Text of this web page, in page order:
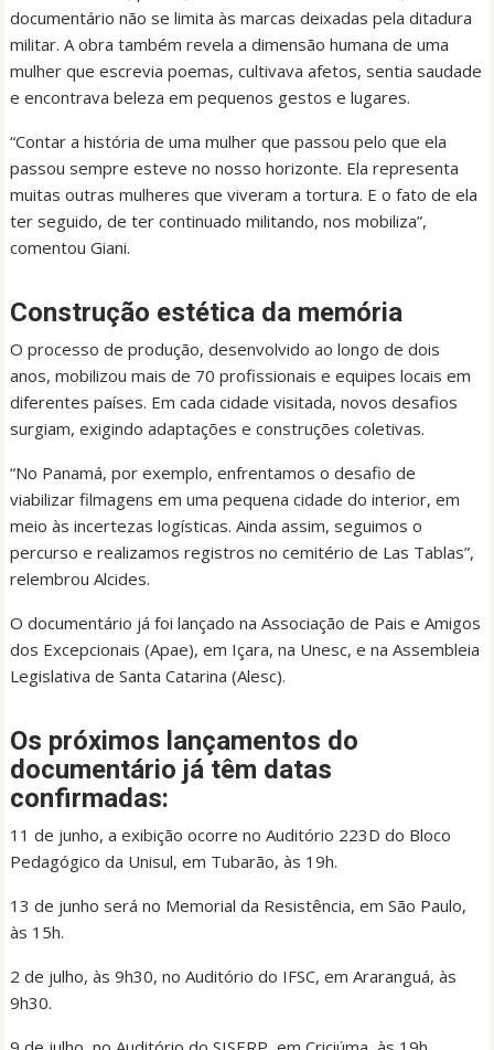
documentário não se limita às marcas deixadas pela ditadura
militar. A obra também revela a dimensão humana de uma
mulher que escrevia poemas, cultivava afetos, sentia saudade
e encontrava beleza em pequenos gestos e lugares.
“Contar a história de uma mulher que passou pelo que ela
passou sempre esteve no nosso horizonte. Ela representa
muitas outras mulheres que viveram a tortura. E o fato de ela
ter seguido, de ter continuado militando, nos mobiliza”,
comentou Giani.
Construção estética da memória
O processo de produção, desenvolvido ao longo de dois
anos, mobilizou mais de 70 profissionais e equipes locais em
diferentes países. Em cada cidade visitada, novos desafios
surgiam, exigindo adaptações e construções coletivas.
“No Panamá, por exemplo, enfrentamos o desafio de
viabilizar filmagens em uma pequena cidade do interior, em
meio às incertezas logísticas. Ainda assim, seguimos o
percurso e realizamos registros no cemitério de Las Tablas”,
relembrou Alcides.
O documentário já foi lançado na Associação de Pais e Amigos
dos Excepcionais (Apae), em Içara, na Unesc, e na Assembleia
Legislativa de Santa Catarina (Alesc).
Os próximos lançamentos do
documentário já têm datas
confirmadas:
11 de junho, a exibição ocorre no Auditório 223D do Bloco
Pedagógico da Unisul, em Tubarão, às 19h.
13 de junho será no Memorial da Resistência, em São Paulo,
às 15h.
2 de julho, às 9h30, no Auditório do IFSC, em Araranguá, às
9h30.